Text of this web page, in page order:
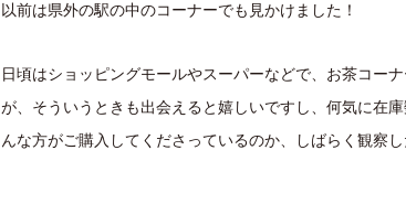
以前は県外の駅の中のコーナーでも見かけました！
日頃はショッピングモールやスーパーなどで、お茶コー
が、そういうときも出会えると嬉しいですし、何気に在
んな方がご購入してくださっているのか、しばらく観察し